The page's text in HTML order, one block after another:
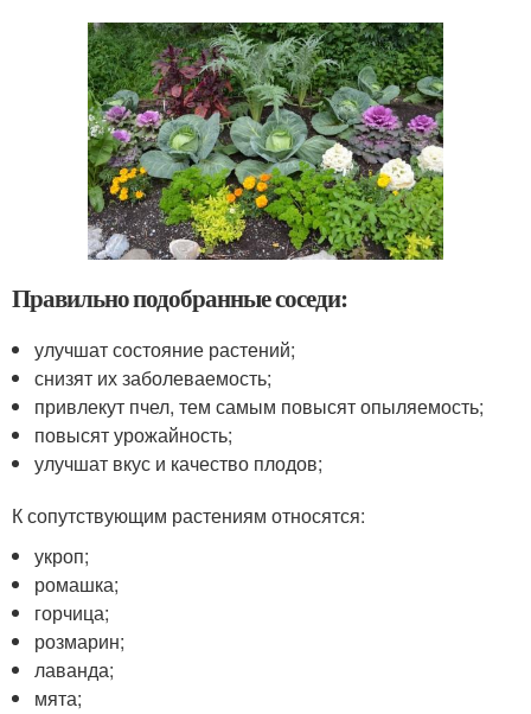
Правильно подобранные соседи:
улучшат состояние растений;
снизят их заболеваемость;
привлекут пчел, тем самым повысят опыляемость;
повысят урожайность;
улучшат вкус и качество плодов;
К сопутствующим растениям относятся:
укроп;
ромашка;
горчица;
розмарин;
лаванда;
мята;